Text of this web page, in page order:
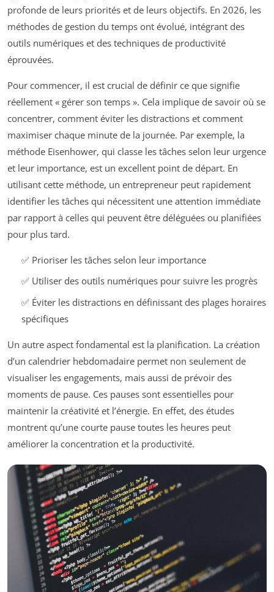
profonde de leurs priorités et de leurs objectifs. En 2026, les
méthodes de gestion du temps ont évolué, intégrant des
outils numériques et des techniques de productivité
éprouvées.
Pour commencer, il est crucial de définir ce que signifie
réellement « gérer son temps ». Cela implique de savoir où se
concentrer, comment éviter les distractions et comment
maximiser chaque minute de la journée. Par exemple, la
méthode Eisenhower, qui classe les tâches selon leur urgence
et leur importance, est un excellent point de départ. En
utilisant cette méthode, un entrepreneur peut rapidement
identifier les tâches qui nécessitent une attention immédiate
par rapport à celles qui peuvent être déléguées ou planifiées
pour plus tard.
✅ Prioriser les tâches selon leur importance
✅ Utiliser des outils numériques pour suivre les progrès
✅ Éviter les distractions en définissant des plages horaires
spécifiques
Un autre aspect fondamental est la planification. La création
d’un calendrier hebdomadaire permet non seulement de
visualiser les engagements, mais aussi de prévoir des
moments de pause. Ces pauses sont essentielles pour
maintenir la créativité et l’énergie. En effet, des études
montrent qu’une courte pause toutes les heures peut
améliorer la concentration et la productivité.